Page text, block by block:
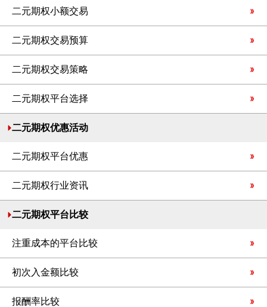
二元期权小额交易
二元期权交易预算
二元期权交易策略
二元期权平台选择
二元期权优惠活动
二元期权平台优惠
二元期权行业资讯
二元期权平台比较
注重成本的平台比较
初次入金额比较
报酬率比较